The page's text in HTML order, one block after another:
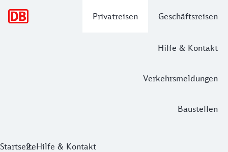
Privatreisen Geschäftsreisen
Hilfe & Kontakt
Verkehrsmeldungen
Baustellen
StartseiteHilfe & Kontakt